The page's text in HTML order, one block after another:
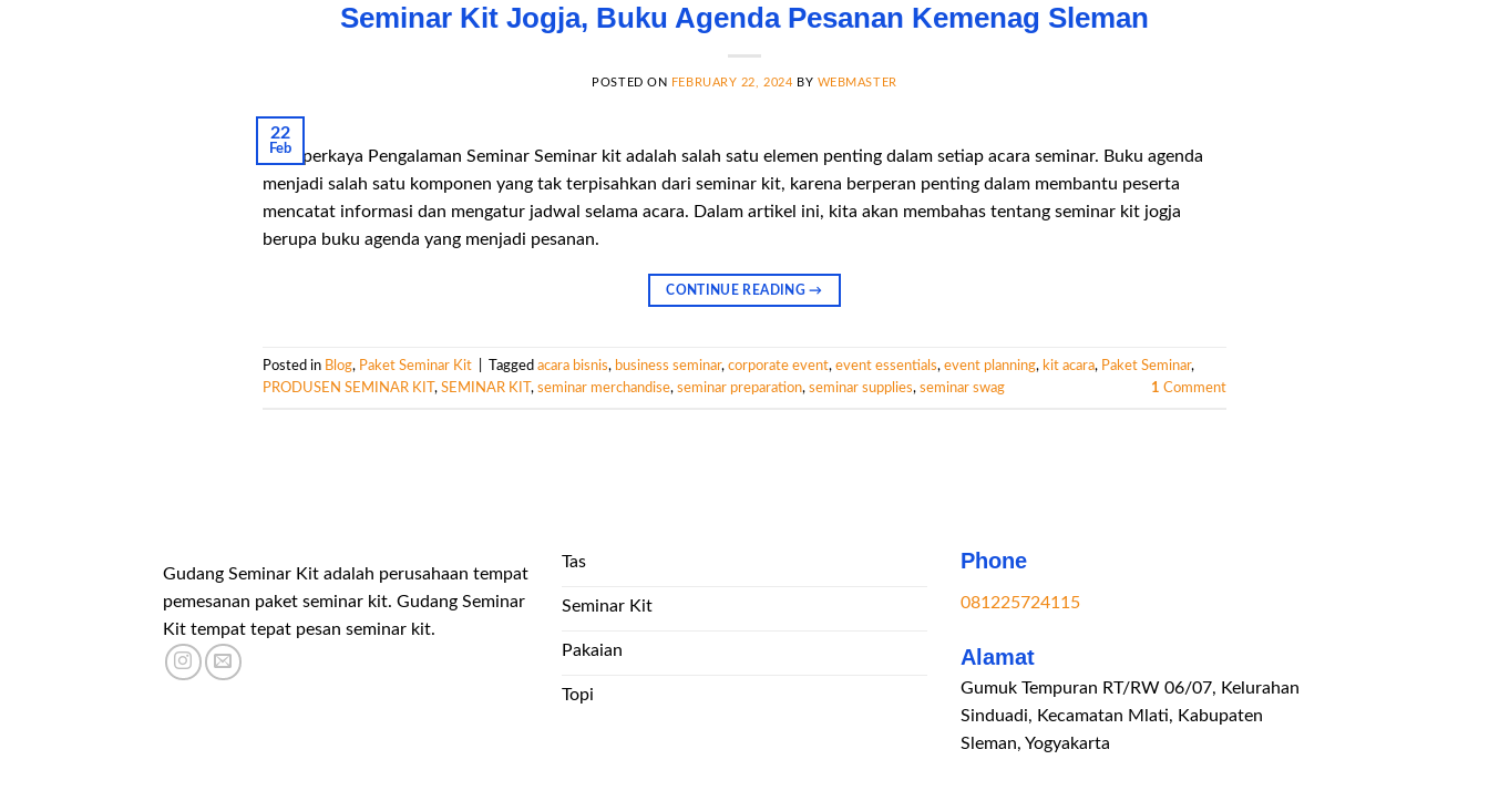
Seminar Kit Jogja, Buku Agenda Pesanan Kemenag Sleman
POSTED ON FEBRUARY 22, 2024 BY WEBMASTER
22
Feb
Memperkaya Pengalaman Seminar Seminar kit adalah salah satu elemen penting dalam setiap acara seminar. Buku agenda
menjadi salah satu komponen yang tak terpisahkan dari seminar kit, karena berperan penting dalam membantu peserta
mencatat informasi dan mengatur jadwal selama acara. Dalam artikel ini, kita akan membahas tentang seminar kit jogja
berupa buku agenda yang menjadi pesanan.
CONTINUE READING→
Posted in Blog, Paket Seminar Kit Tagged acara bisnis, business seminar, corporate event, event essentials, event planning, kit acara, Paket Seminar,
PRODUSEN SEMINAR KIT , SEMINAR KIT , seminar merchandise, seminar preparation, seminar supplies, seminar swag 1 Comment
Gudang Seminar Kit adalah perusahaan tempat
pemesanan paket seminar kit. Gudang Seminar
Kit tempat tepat pesan seminar kit.
Tas
Seminar Kit
Pakaian
Topi
Phone
081225724115
Alamat
Gumuk Tempuran RT/RW 06/07, Kelurahan
Sinduadi, Kecamatan Mlati, Kabupaten
Sleman, Yogyakarta